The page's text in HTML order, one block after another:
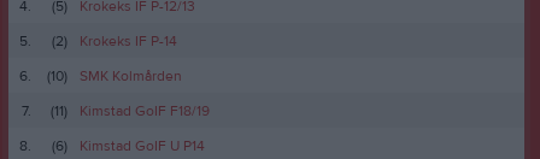
4.
(5)
Krokeks IF P-12/13
5.
(2)
Krokeks IF P-14
6.
(10)
SMK Kolmården
7.
(11)
Kimstad GoIF F18/19
8.
(6) Kimstad GoIF U P14